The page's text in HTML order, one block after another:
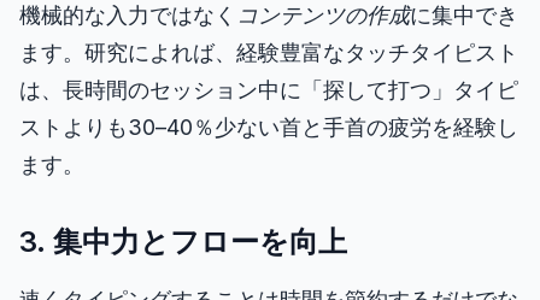
機械的な入力ではなく コンテンツの作成に集中でき
ます。研究によれば、経験豊富なタッチタイピスト
は、長時間のセッション中に「探して打つ」タイピ
ストよりも30–40％少ない首と手首の疲労を経験し
ます。
3. 集中力とフローを向上